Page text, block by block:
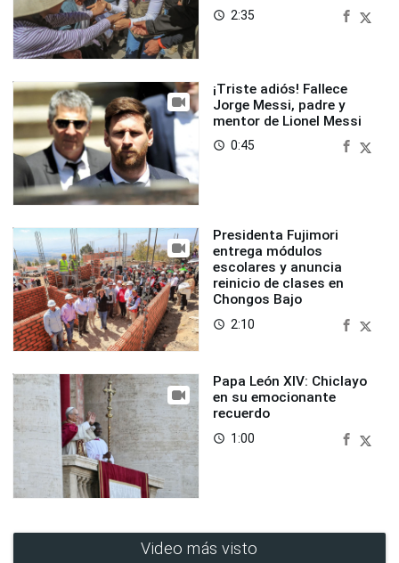
access_time 2:35
¡Triste adiós! Fallece
Jorge Messi, padre y
mentor de Lionel Messi
access_time 0:45
Presidenta Fujimori
entrega módulos
escolares y anuncia
reinicio de clases en
Chongos Bajo
access_time 2:10
Papa León XIV: Chiclayo
en su emocionante
recuerdo
access_time 1:00
Video más visto